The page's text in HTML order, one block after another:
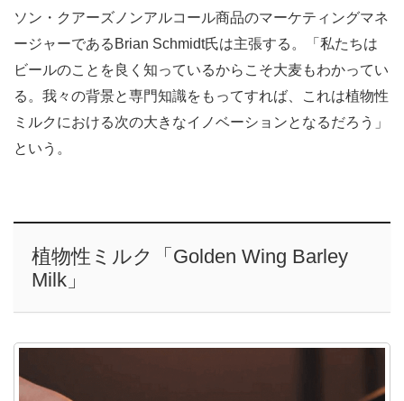
ソン・クアーズノンアルコール商品のマーケティングマネ
ージャーであるBrian Schmidt氏は主張する。「私たちは
ビールのことを良く知っているからこそ大麦もわかってい
る。我々の背景と専門知識をもってすれば、これは植物性
ミルクにおける次の大きなイノベーションとなるだろう」
という。
植物性ミルク「Golden Wing Barley
Milk」